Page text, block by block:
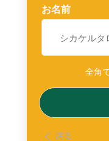
お名前
戻る